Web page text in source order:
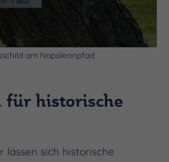
am Napoleonpfad
für historische
lassen sich historische